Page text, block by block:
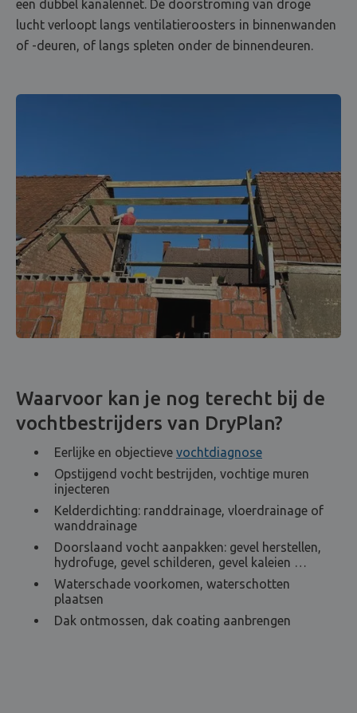
een dubbel kanalennet. De doorstroming van droge
lucht verloopt langs ventilatieroosters in binnenwanden
of -deuren, of langs spleten onder de binnendeuren.
Waarvoor kan je nog terecht bij de
vochtbestrijders van DryPlan?
Eerlijke en objectieve vochtdiagnose
Opstijgend vocht bestrijden, vochtige muren
injecteren
Kelderdichting: randdrainage, vloerdrainage of
wanddrainage
Doorslaand vocht aanpakken: gevel herstellen,
hydrofuge, gevel schilderen, gevel kaleien …
Waterschade voorkomen, waterschotten
plaatsen
Dak ontmossen, dak coating aanbrengen